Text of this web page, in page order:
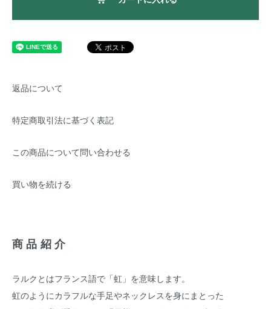
返品について
特定商取引法に基づく表記
この商品について問い合わせる
買い物を続ける
商品紹介
ラルクとはフランス語で「虹」を意味します。
虹のようにカラフルな手足やネックレスを身にまとった